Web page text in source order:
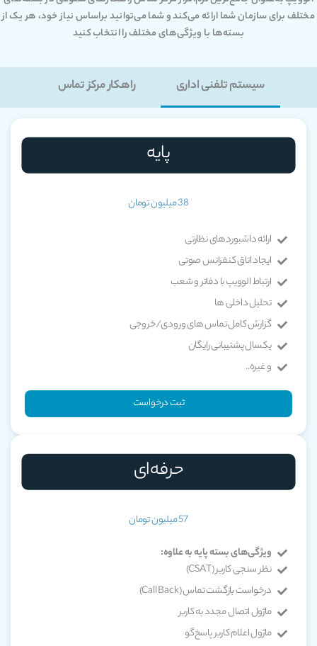
مختلف برای سازمان شما ارائه می‌کند و شما می‌توانید براساس نیاز خود، هر یک از
بسته‌ها با ویژگی‌های مختلف را انتخاب کنید
سیستم تلفنی اداری راهکار مرکز تماس
پایه
38 میلیون تومان
ارائه داشبوردهای نظارتی
ایجاد اتاق کنفرانس صوتی
ارتباط الوویپ با دفاتر و شعب
تحلیل داخلی ها
گزارش کامل تماس های ورودی/خروجی
یکسال پشتیبانی رایگان
و غیره..
ثبت درخواست
حرفه‌ای
57 میلیون تومان
ویژگی‌های بسته پایه به علاوه:
نظر سنجی کاربر (CSAT)
درخواست بازگشت تماس (Call Back)
ماژول اتصال مجدد به کاربر
ماژول اعلام کاربر پاسخ‌گو